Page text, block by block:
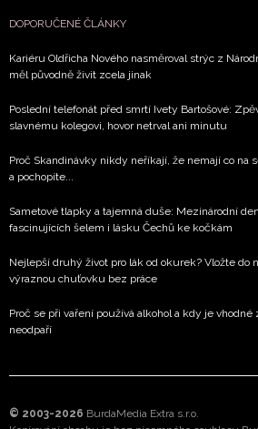
DOPORUČENÉ ČLÁNKY
Kariéru Oldřicha Nového nasměroval strýc z
měl původně živit zcela jinak
Poslední telefonát před smrtí Ivety Bartošové:
slavnému kolegovi, hovor netrval ani minutu
Proč Skandinávky nikdy neříkají, že nemají co na
a pochopíte...
Sametové tlapky a tajemná duše: Mezinárodní
fascinujících šelem i lásku Čechů ke kočkám
Nejlepší druhý život pro lák od okurek? Vložte do
výraznou chuťovku bez práce
Proč se při vaření používá alkohol a kdy je
neodpaří
© 2003-2026 BurdaMedia Extra s.r.o.